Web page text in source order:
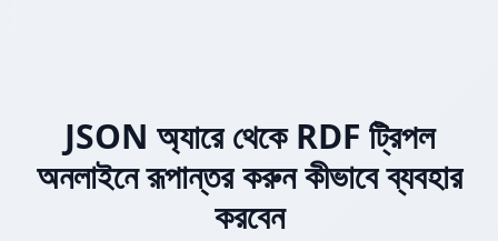
JSON অ্যারে থেকে RDF ট্রিপল
অনলাইনে রূপান্তর করুন কীভাবে ব্যবহার
করবেন